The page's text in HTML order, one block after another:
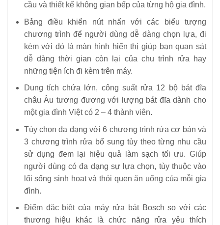
cầu và thiết kế không gian bếp của từng hộ gia đình.
Bảng điều khiển nút nhấn với các biểu tượng
chương trình để người dùng dễ dàng chọn lựa, đi
kèm với đó là màn hình hiển thị giúp bạn quan sát
dễ dàng thời gian còn lại của chu trình rửa hay
những tiện ích đi kèm trên máy.
Dung tích chứa lớn, công suất rửa 12 bộ bát đĩa
châu Âu tương đương với lượng bát đĩa dành cho
một gia đình Việt có 2 – 4 thành viên.
Tùy chọn đa dạng với 6 chương trình rửa cơ bản và
3 chương trình rửa bổ sung tùy theo từng nhu cầu
sử dụng đem lại hiệu quả làm sạch tối ưu. Giúp
người dùng có đa dạng sự lựa chọn, tùy thuộc vào
lối sống sinh hoạt và thói quen ăn uống của mỗi gia
đình.
Điểm đặc biệt của máy rửa bát Bosch so với các
thương hiệu khác là chức năng rửa yêu thích